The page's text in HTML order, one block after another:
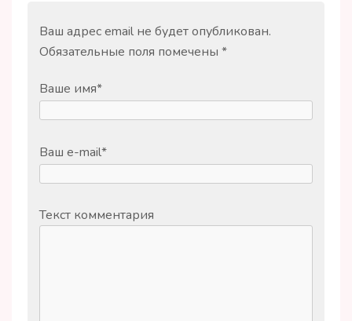
Ваш адрес email не будет опубликован.
Обязательные поля помечены *
Ваше имя*
Ваш e-mail*
Текст комментария